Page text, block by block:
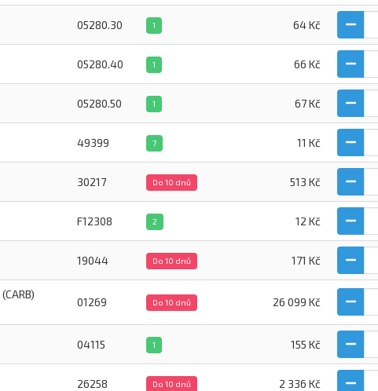
05280.30 1 64 Kč
05280.40 1 66 Kč
05280.50 1 67 Kč
49399 7 11 Kč
30217 Do 10 dnů 513 Kč
F12308 2 12 Kč
19044 Do 10 dnů 171 Kč
01269 Do 10 dnů 26 099 Kč
04115 1 155 Kč
26258 Do 10 dnů 2 336 Kč